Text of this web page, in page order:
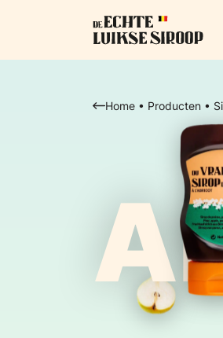
Home • Producten •